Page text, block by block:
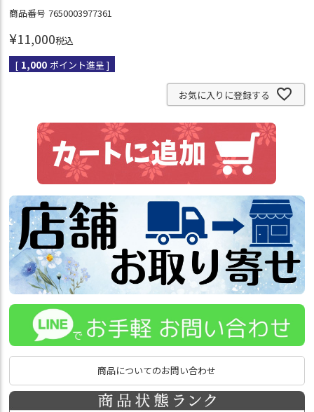
商品番号 7650003977361
¥11,000税込
[ 1,000 ポイント進呈 ]
お気に入りに登録する
商品についてのお問い合わせ